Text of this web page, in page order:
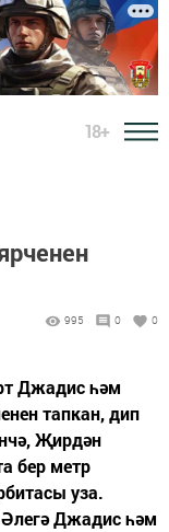
18+
995 0 0
Джадис һәм
тапкан, дип
Җирдән
бер метр
уза.
Джадис һәм